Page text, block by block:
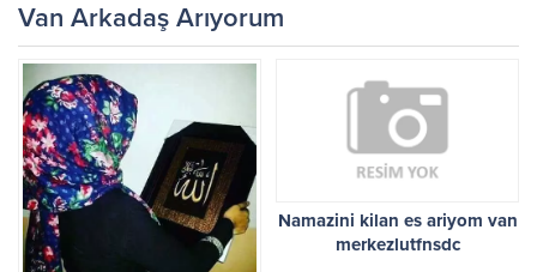
Van Arkadaş Arıyorum
Namazini kilan es ariyom van
merkezlutfnsdc